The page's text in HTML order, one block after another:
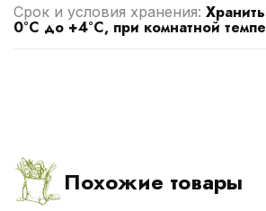
Срок и условия хранения:
0°С до +4°С, при комнатной
Похожие товары